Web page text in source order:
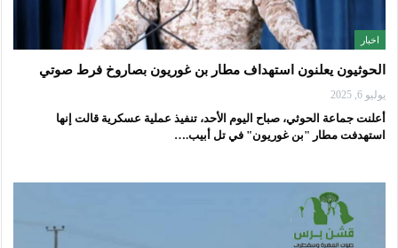
اخبار
الحوثيون يعلنون استهداف مطار بن غوريون بصاروخ فرط صوتي
يوليو 6, 2025
أعلنت جماعة الحوثي، صباح اليوم الأحد، تنفيذ عملية عسكرية قالت إنها
استهدفت مطار "بن غوريون" في تل أبيب.…